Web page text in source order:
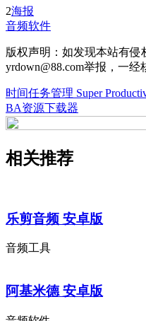
2海报
音频软件
版权声明：如发现本站有
yrdown@88.com举报，一经
时间任务管理 Super
BA资源下载器
相关推荐
乐剪音频 安卓版
音频工具
阿基米德 安卓版